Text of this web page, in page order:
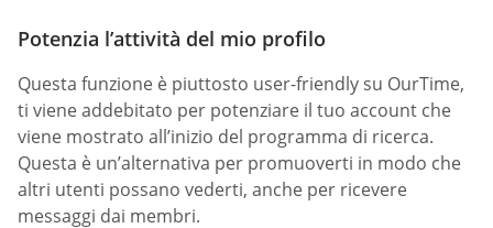
Potenzia l’attività del mio profilo
Questa funzione è piuttosto user-friendly su OurTime,
ti viene addebitato per potenziare il tuo account che
viene mostrato all’inizio del programma di ricerca.
Questa è un’alternativa per promuoverti in modo che
altri utenti possano vederti, anche per ricevere
messaggi dai membri.